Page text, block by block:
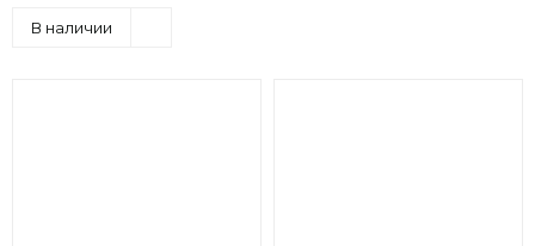
В наличии